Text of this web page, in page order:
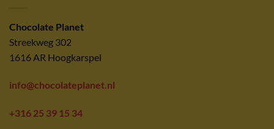
Chocolate Planet
Streekweg 302
1616 AR Hoogkarspel
info@chocolateplanet.nl
+316 25 39 15 34